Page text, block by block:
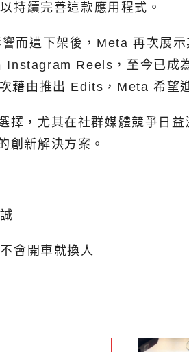
持續完善這款應用程式。
而遭下架後，Meta 再次展
Reels，至今已
由推出 Edits，Meta 希望
，尤其在社群媒體競爭日
創新解決方案。
會開車就換人